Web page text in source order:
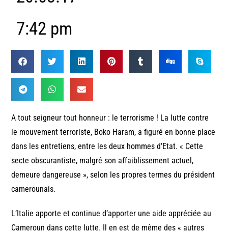
7:42 pm
A tout seigneur tout honneur : le terrorisme ! La lutte contre
le mouvement terroriste, Boko Haram, a figuré en bonne place
dans les entretiens, entre les deux hommes d’Etat. « Cette
secte obscurantiste, malgré son affaiblissement actuel,
demeure dangereuse », selon les propres termes du président
camerounais.
L’Italie apporte et continue d’apporter une aide appréciée au
Cameroun dans cette lutte. Il en est de même des « autres